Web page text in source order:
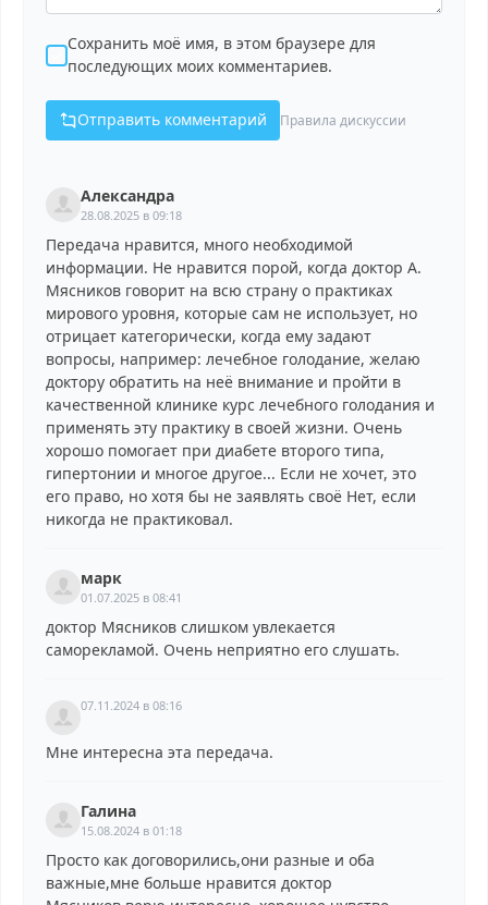
Сохранить моё имя, в этом браузере для
последующих моих комментариев.
Отправить комментарий Правила дискуссии
Александра
28.08.2025 в 09:18
Передача нравится, много необходимой
информации. Не нравится порой, когда доктор А.
Мясников говорит на всю страну о практиках
мирового уровня, которые сам не использует, но
отрицает категорически, когда ему задают
вопросы, например: лечебное голодание, желаю
доктору обратить на неё внимание и пройти в
качественной клинике курс лечебного голодания и
применять эту практику в своей жизни. Очень
хорошо помогает при диабете второго типа,
гипертонии и многое другое... Если не хочет, это
его право, но хотя бы не заявлять своё Нет, если
никогда не практиковал.
марк
01.07.2025 в 08:41
доктор Мясников слишком увлекается
саморекламой. Очень неприятно его слушать.
07.11.2024 в 08:16
Мне интересна эта передача.
Галина
15.08.2024 в 01:18
Просто как договорились,они разные и оба
важные,мне больше нравится доктор